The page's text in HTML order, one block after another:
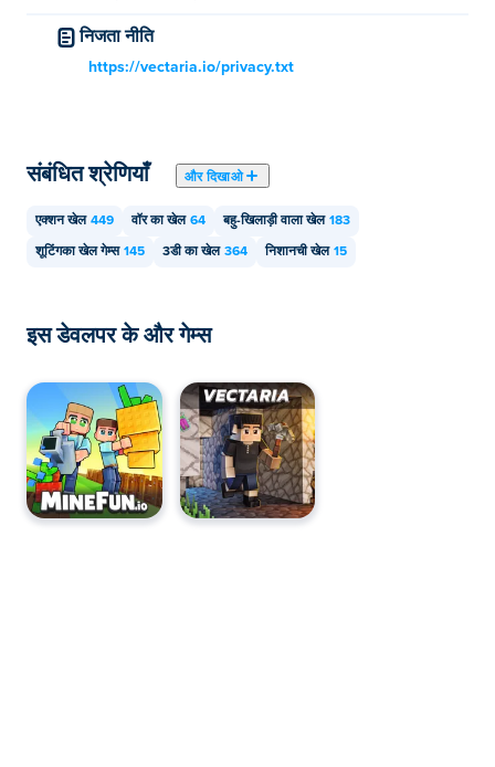
निजता नीति
https://vectaria.io/privacy.txt
संबंधित श्रेणियाँ और दिखाओ
एक्शन खेल 449 वॉर का खेल 64 बहु-खिलाड़ी वाला खेल 183
शूटिंगका खेल गेम्स 145 3डी का खेल 364 निशानची खेल 15
इस डेवलपर के और गेम्स